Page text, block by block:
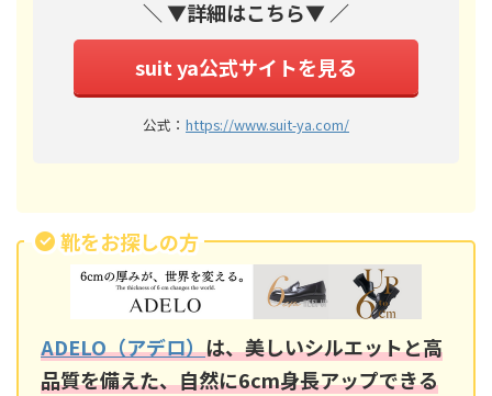
＼ ▼詳細はこちら▼ ／
suit ya公式サイトを見る
公式： https://www.suit-ya.com/
靴をお探しの方
ADELO（アデロ）は、美しいシルエットと高
品質を備えた、自然に6cm身長アップできる